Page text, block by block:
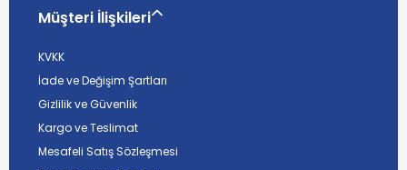
Müşteri İlişkileri
KVKK
İade ve Değişim Şartları
Gizlilik ve Güvenlik
Kargo ve Teslimat
Mesafeli Satış Sözleşmesi